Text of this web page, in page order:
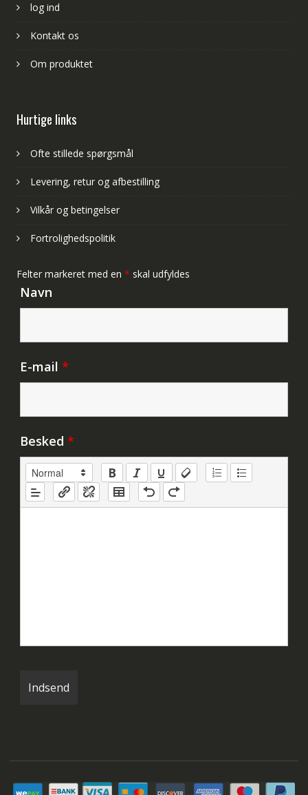
log ind
Kontakt os
Om produktet
Hurtige links
Ofte stillede spørgsmål
Levering, retur og afbestilling
Vilkår og betingelser
Fortrolighedspolitik
Felter markeret med en * skal udfyldes
Navn
E-mail *
Besked *